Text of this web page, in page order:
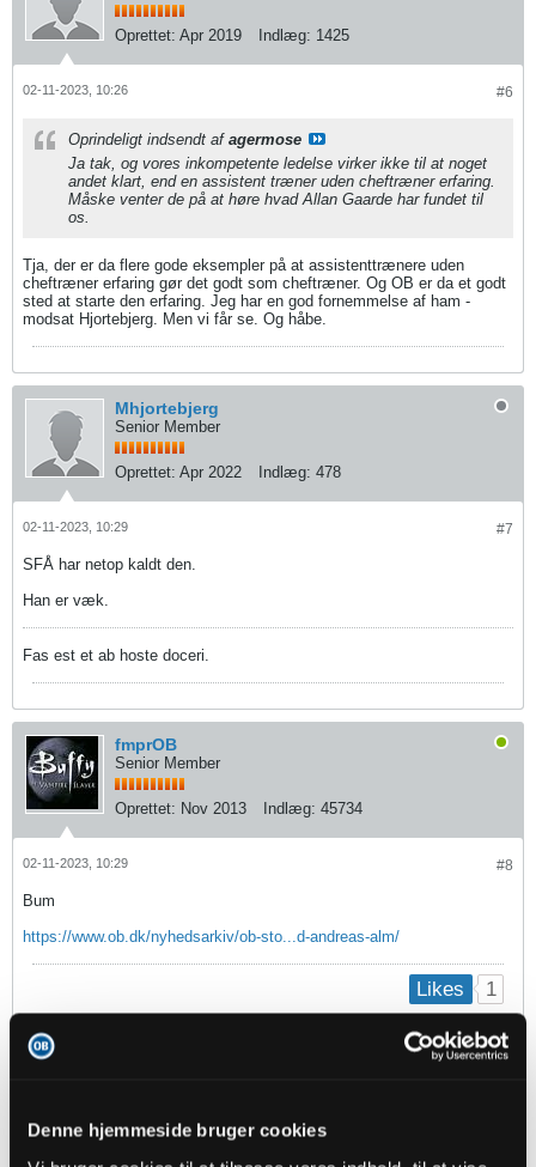
Denne hjemmeside bruger cookies
Oprettet: Apr 2019 Indlæg: 1425
#6
02-11-2023, 10:26
Oprindeligt indsendt af agermose
Ja tak, og vores inkompetente ledelse virker ikke til at noget
andet klart, end en assistent træner uden cheftræner erfaring.
Måske venter de på at høre hvad Allan Gaarde har fundet til
os.
Tja, der er da flere gode eksempler på at assistenttrænere uden
cheftræner erfaring gør det godt som cheftræner. Og OB er da et godt
sted at starte den erfaring. Jeg har en god fornemmelse af ham -
modsat Hjortebjerg. Men vi får se. Og håbe.
Mhjortebjerg
Senior Member
Oprettet: Apr 2022 Indlæg: 478
#7
02-11-2023, 10:29
SFÅ har netop kaldt den.
Han er væk.
Fas est et ab hoste doceri.
fmprOB
Senior Member
Oprettet: Nov 2013 Indlæg: 45734
#8
02-11-2023, 10:29
Bum
https://www.ob.dk/nyhedsarkiv/ob-sto...d-andreas-alm/
Likes 1
Oprettet: Nov 2013 Indlæg: 16119